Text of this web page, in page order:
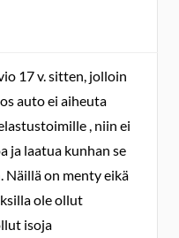
17 v. sitten, jolloin
auto ei aiheuta
, niin ei
ja laatua kunhan se
on menty eikä
ole ollut
isoja